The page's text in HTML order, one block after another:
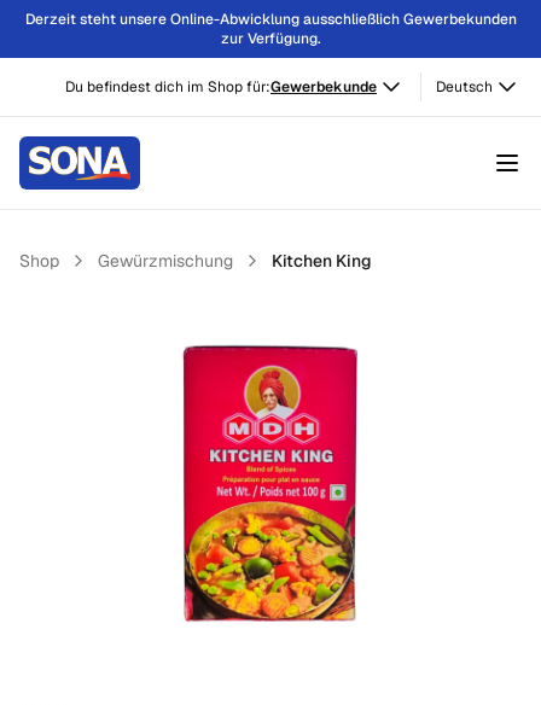
Derzeit steht unsere Online-Abwicklung ausschließlich Gewerbekunden
zur Verfügung.
Du befindest dich im Shop für:Gewerbekunde Deutsch
Shop Gewürzmischung Kitchen King